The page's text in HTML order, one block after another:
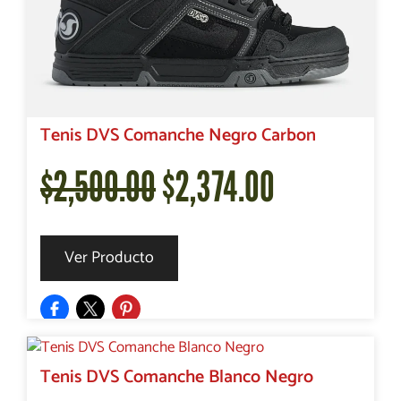
Tenis DVS Comanche Negro Carbon
$2,500.00El
precio
era:
$2,374.00
es:
Ver Producto
Tenis DVS Comanche Blanco Negro